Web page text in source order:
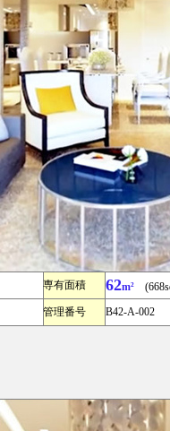
専有面積 62m²
管理番号 B42-A-002